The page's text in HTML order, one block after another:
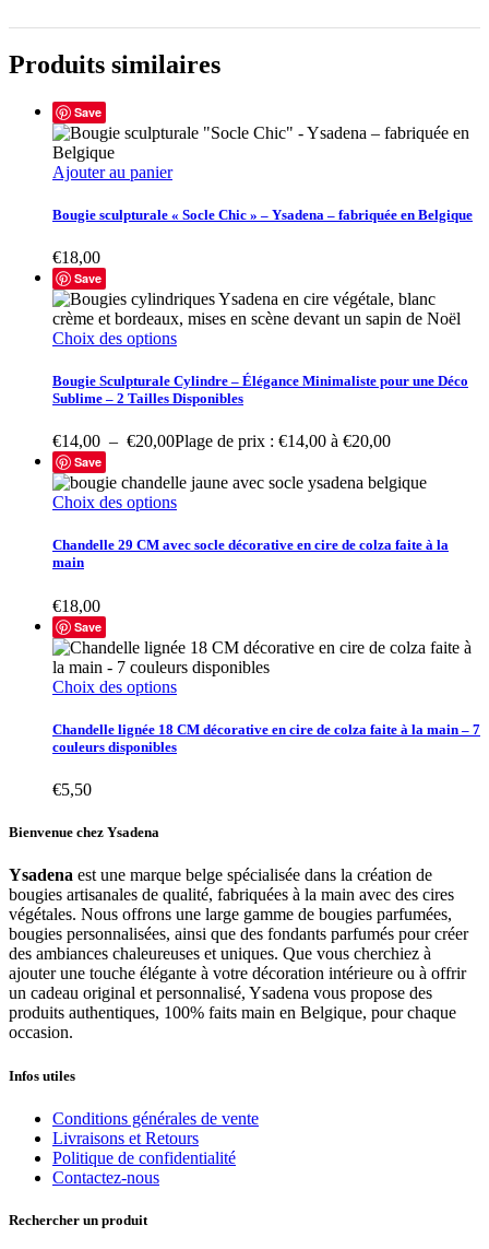
Produits similaires
Save
Ajouter au panier
Bougie sculpturale « Socle Chic » – Ysadena – fabriquée en Belgique
€18,00
Save
Choix des options
Bougie Sculpturale Cylindre – Élégance Minimaliste pour une Déco
Sublime – 2 Tailles Disponibles
€14,00 – €20,00Plage de prix : €14,00 à €20,00
Save
Choix des options
Chandelle 29 CM avec socle décorative en cire de colza faite à la
main
€18,00
Save
Choix des options
Chandelle lignée 18 CM décorative en cire de colza faite à la main – 7
couleurs disponibles
€5,50
Bienvenue chez Ysadena
Ysadena est une marque belge spécialisée dans la création de
bougies artisanales de qualité, fabriquées à la main avec des cires
végétales. Nous offrons une large gamme de bougies parfumées,
bougies personnalisées, ainsi que des fondants parfumés pour créer
des ambiances chaleureuses et uniques. Que vous cherchiez à
ajouter une touche élégante à votre décoration intérieure ou à offrir
un cadeau original et personnalisé, Ysadena vous propose des
produits authentiques, 100% faits main en Belgique, pour chaque
occasion.
Infos utiles
Conditions générales de vente
Livraisons et Retours
Politique de confidentialité
Contactez-nous
Rechercher un produit